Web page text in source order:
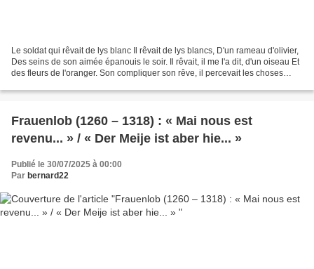
Le soldat qui rêvait de lys blanc Il rêvait de lys blancs, D'un rameau d'olivier,
Des seins de son aimée épanouis le soir. Il rêvait, il me l'a dit, d'un oiseau Et
des fleurs de l'oranger. Son compliquer son rêve, il percevait les choses
Frauenlob (1260 – 1318) : « Mai nous est
revenu... » / « Der Meije ist aber hie... »
Publié le 30/07/2025 à 00:00
Par bernard22